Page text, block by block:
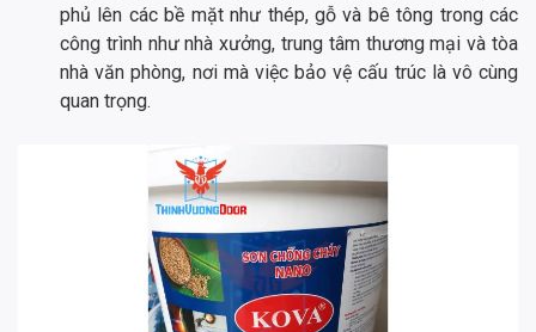
phủ lên các bề mặt như thép, gỗ và bê tông trong các
công trình như nhà xưởng, trung tâm thương mại và tòa
nhà văn phòng, nơi mà việc bảo vệ cấu trúc là vô cùng
quan trọng.